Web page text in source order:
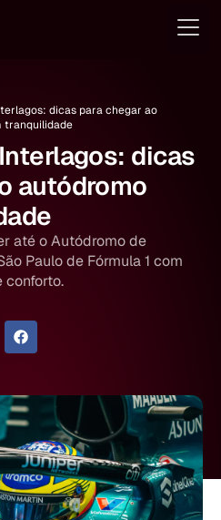
dicas para chegar ao
tranquilidade
dicas
autódromo
até o Autódromo de
Paulo de Fórmula 1 com
conforto.